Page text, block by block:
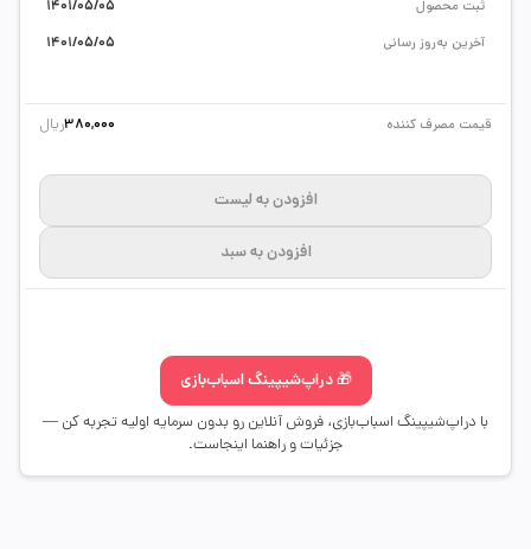
ثبت محصول
1401/05/05
آخرین به‌روز رسانی
1401/05/05
قیمت مصرف کننده 380,000ریال
افزودن به لیست
افزودن به سبد
🎁 دراپ‌شیپینگ اسباب‌بازی
با دراپ‌شیپینگ اسباب‌بازی، فروش آنلاین رو بدون سرمایه اولیه تجربه کن —
جزئیات و راهنما اینجاست.